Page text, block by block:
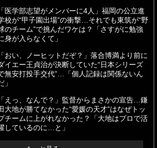
「医学部志望がメンバーに4人」福岡の公立進
校が“甲子園出場”の衝撃…それでも東筑が“野
のチーム”で挑んだワケは？「さすがに勉強
身が入らなくて」
「おい、ノーヒットだぞ？」落合博満より前に
イエー王貞治が決断していた“日本シリーズ
無安打投手交代”…「個人記録は関係ないん
」
「えっ、なんで？」監督からまさかの宣告…鎌
大地が勝てなかった“愛媛の天才”はなぜトッ
チームに上がれなかった？「大地はプロで活
しているのに…と」